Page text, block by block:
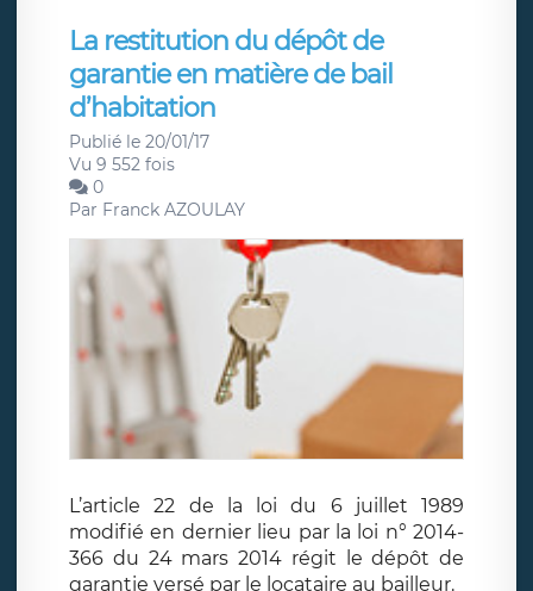
La restitution du dépôt de
garantie en matière de bail
d’habitation
Publié le 20/01/17
Vu 9 552 fois
0
Par Franck AZOULAY
L’article 22 de la loi du 6 juillet 1989
modifié en dernier lieu par la loi n° 2014-
366 du 24 mars 2014 régit le dépôt de
garantie versé par le locataire au bailleur.